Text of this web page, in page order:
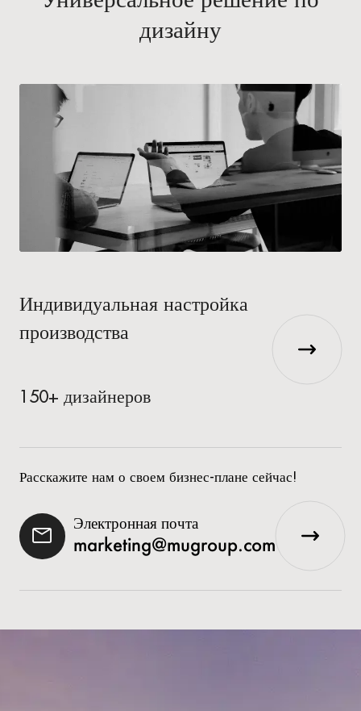
дизайну
Индивидуальная настройка
производства
150+ дизайнеров
Расскажите нам о своем бизнес-плане сейчас!
Электронная почта
marketing@mugroup.com